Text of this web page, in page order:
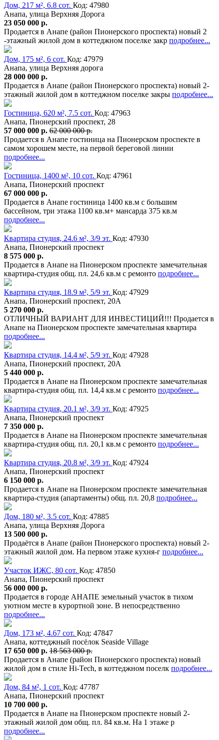
Дом, 217 м², 6.8 сот. Код: 47980
Анапа, улица Верхняя Дорога
23 050 000 р.
Продается в Анапе (район Пионерского проспекта) новый 2
-этажный жилой дом в коттеджном поселке закр подробнее...
Дом, 175 м², 6 сот. Код: 47979
Анапа, улица Верхняя дорога
28 000 000 р.
Продается в Анапе (район Пионерского проспекта) новый 2-
этажный жилой дом в коттеджном поселке закры подробнее...
Гостиница, 620 м², 7.5 сот. Код: 47963
Анапа, Пионерский проспект, 28
57 000 000 р. 62 000 000 р.
Продается в Анапе гостиница на Пионерском проспекте в
самом хорошем месте, на первой береговой линии
подробнее...
Гостиница, 1400 м², 10 сот. Код: 47961
Анапа, Пионерский проспект
67 000 000 р.
Продается в Анапе гостиница 1400 кв.м с большим
бассейном, три этажа 1100 кв.м+ мансарда 375 кв.м
подробнее...
Квартира студия, 24.6 м², 3/9 эт. Код: 47930
Анапа, Пионерский проспект
8 575 000 р.
Продается в Анапе на Пионерском проспекте замечательная
квартира-студия общ. пл. 24,6 кв.м с ремонто подробнее...
Квартира студия, 18.9 м², 5/9 эт. Код: 47929
Анапа, Пионерский проспект, 20А
5 270 000 р.
ОТЛИЧНЫЙ ВАРИАНТ ДЛЯ ИНВЕСТИЦИЙ!!! Продается в
Анапе на Пионерском проспекте замечательная квартира
подробнее...
Квартира студия, 14.4 м², 5/9 эт. Код: 47928
Анапа, Пионерский проспект, 20А
5 440 000 р.
Продается в Анапе на Пионерском проспекте замечательная
квартира-студия общ. пл. 14,4 кв.м с ремонто подробнее...
Квартира студия, 20.1 м², 3/9 эт. Код: 47925
Анапа, Пионерский проспект
7 350 000 р.
Продается в Анапе на Пионерском проспекте замечательная
квартира-студия общ. пл. 20,1 кв.м с ремонто подробнее...
Квартира студия, 20.8 м², 3/9 эт. Код: 47924
Анапа, Пионерский проспект
6 150 000 р.
Продается в Анапе на Пионерском проспекте замечательная
квартира-студия (апартаменты) общ. пл. 20,8 подробнее...
Дом, 180 м², 3.5 сот. Код: 47885
Анапа, улица Верхняя Дорога
13 500 000 р.
Продаётся в Анапе (район Пионерского проспекта) новый 2-
этажный жилой дом. На первом этаже кухня-г подробнее...
Участок ИЖС, 80 сот. Код: 47850
Анапа, Пионерский проспект
56 000 000 р.
Продается в городе АНАПЕ земельный участок в тихом
уютном месте в курортной зоне. В непосредственно
подробнее...
Дом, 173 м², 4.67 сот. Код: 47847
Анапа, коттеджный посёлок Seaside Village
17 650 000 р. 18 563 000 р.
Продается в Анапе (район Пионерского проспекта) новый
жилой дом в стиле Hi-Tech, в коттеджном поселк подробнее...
Дом, 84 м², 1 сот. Код: 47787
Анапа, Пионерский проспект
10 700 000 р.
Продается в Анапе на Пионерском проспекте новый 2-
этажный жилой дом общ. пл. 84 кв.м. На 1 этаже р
подробнее...